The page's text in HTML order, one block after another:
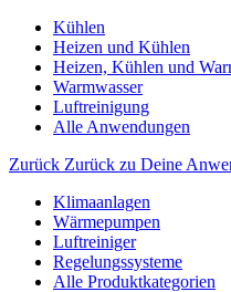
Kühlen
Heizen und Kühlen
Heizen, Kühlen und
Warmwasser
Luftreinigung
Alle Anwendungen
Zurück Zurück zu Deine
Klimaanlagen
Wärmepumpen
Luftreiniger
Regelungssysteme
Alle Produktkategorien